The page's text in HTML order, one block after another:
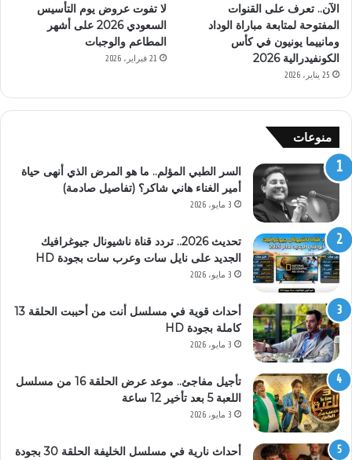
الآن.. تعرف على القنوات
المفتوحة لمتابعة مباراة الوداد
ومانييما يونيون في كأس
الكونفيدرالية 2026
25 يناير، 2026
لا تفوت عروض يوم التأسيس
السعودي 2026 على أشهر
المطاعم والوجبات
21 فبراير، 2026
منوعات
السر الطبي المؤلم.. ما هو المرض الذي أنهى حياة
أمير الغناء هاني شاكر؟ (تفاصيل صادمة)
3 مايو، 2026
تحديث 2026.. تردد قناة ناشيونال جيوغرافيك
الجديد على نايل سات وعرب سات بجودة HD
3 مايو، 2026
أحداث قوية في مسلسل أنت من أحببت الحلقة 13
كاملة بجودة HD
3 مايو، 2026
تأجيل مفاجئ.. موعد عرض الحلقة 16 من مسلسل
اللعبة 5 بعد تأخير 12 ساعة
3 مايو، 2026
أحداث نارية في مسلسل الخليفة الحلقة 30 بجودة